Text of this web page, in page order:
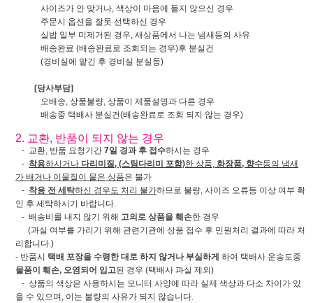
사이즈가 안 맞거나, 색상이 마음에 들지 않으신 경우
주문시 옵션을 잘못 선택하신 경우
실밥 일부 미제거된 경우, 새상품에서 나는 냄새등의 사유
배송완료 (배송완료로 조회되는 경우)후 분실건
(경비실에 맡긴 후 경비실 분실등)
[당사부담]
오배송, 상품불량, 상품이 제품설명과 다른 경우
배송중 택배사 분실건(배송완료로 조회 되지 않는 경우)
2. 교환, 반품이 되지 않는 경우
- 교환, 반품 요청기간 7일 경과 후 접수하시는 경우
- 착용하시거나 다리미질, (스팀다리미 포함)한 상품, 화장품, 향수등의 냄새
가 배거나 이물질이 뭍은 상품은 불가
- 착용 전 세탁하신 경우도 처리 불가하므로 불량, 사이즈 오류등 이상 여부 확
인 후 세탁하시기 바랍니다.
- 배송비를 내지 않기 위해 고의로 상품을 훼손한 경우
(과실 여부를 가리기 위해 관련기관에 상품 접수 후 민원처리 결과에 따라 처
리합니다.)
- 반품시 택배 포장을 수령한 대로 하지 않거나 부실하게 하여 택배사 운송도중
물품이 훼손, 오염되어 입고된 경우 (택배사 과실 제외)
- 상품의 색상은 사용하시는 모니터 사양에 따라 실제 색상과 다소 차이가 있
을 수 있으며, 이는 불량의 사유가 되지 않습니다.